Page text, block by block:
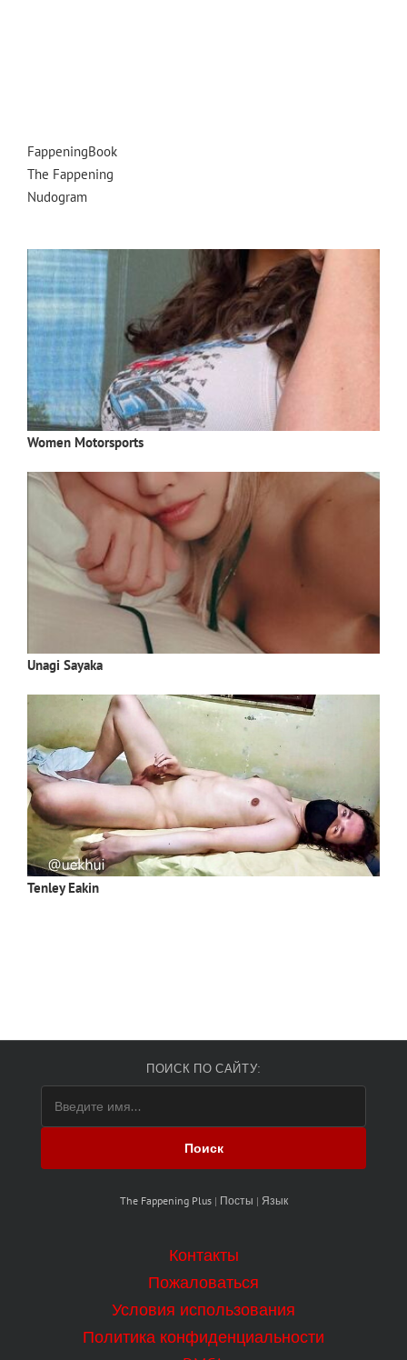
FappeningBook
The Fappening
Nudogram
Women Motorsports
Unagi Sayaka
Tenley Eakin
ПОИСК ПО САЙТУ:
Поиск
The Fappening Plus| Посты | Язык
Контакты
Пожаловаться
Условия использования
Политика конфиденциальности